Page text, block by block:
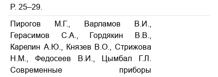
P. 25–29.
Пирогов М.Г., Варламов В.И.,
Герасимов С.А., Гордякин В.В.,
Карелин А.Ю., Князев В.О., Стрижова
Н.М., Федосеев В.И., Цымбал Г.Л.
Современные приборы